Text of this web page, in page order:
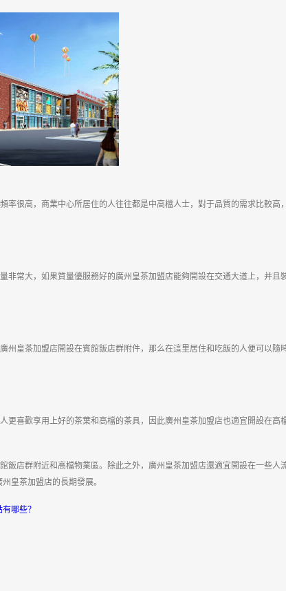
很高，商業中心所居住的人往往都是中高檔人士，對于品質的需求比較高
常大，如果質量優服務好的廣州皇茶加盟店能夠開設在交通大道上，并且
州皇茶加盟店開設在賓館飯店群附件，那么在這里居住和吃飯的人便可以隨
喜歡享用上好的茶葉和高檔的茶具，因此廣州皇茶加盟店也適宜開設在高
店群附近和高檔物業區。除此之外，廣州皇茶加盟店還適宜開設在一些人
皇茶加盟店的長期發展。
哪些？